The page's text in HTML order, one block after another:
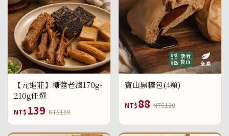
【元進莊】糖醬老滷170g-
210g任選
NT$ 139 NT$199
寶山黑糖包(4顆)
NT$88 NT$128